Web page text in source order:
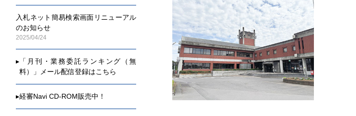
入札ネット簡易検索画面リニューアル
のお知らせ
2025/04/24
▸ 「月刊・業務委託ランキング（無
料）」メール配信登録はこちら
▸経審Navi CD-ROM販売中！